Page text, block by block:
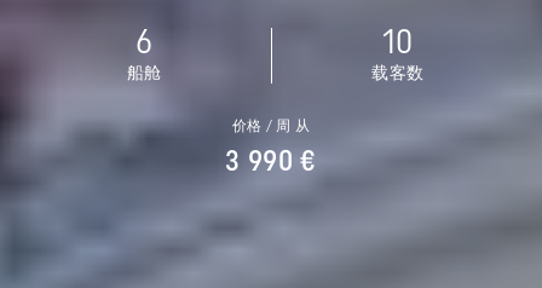
6
船舱
10
载客数
价格 / 周 从
3 990 €